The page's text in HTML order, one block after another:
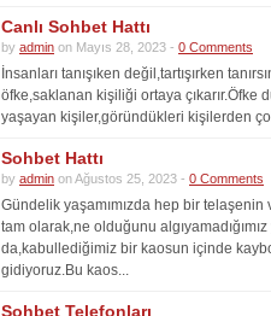
Canlı Sohbet Hattı
by admin on Mayıs 28, 2023 - 0 Comments
İnsanları tanışıken değil,tartışırken
öfke,saklanan kişiliği ortaya çıkarır.Öfke
yaşayan kişiler,göründükleri kişilerden
Sohbet Hattı
by admin on Ağustos 25, 2023 - 0 Comments
Gündelik yaşamımızda hep bir telaşenin
tam olarak,ne olduğunu algıyamadığımız
da,kabullediğimiz bir kaosun içinde
gidiyoruz.Bu kaos...
Sohbet Telefonları